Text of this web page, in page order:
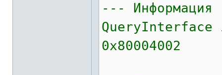
---
0x80004002